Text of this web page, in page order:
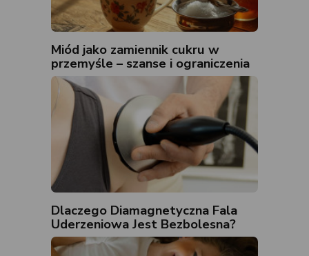
Miód jako zamiennik cukru w
przemyśle – szanse i ograniczenia
Dlaczego Diamagnetyczna Fala
Uderzeniowa Jest Bezbolesna?